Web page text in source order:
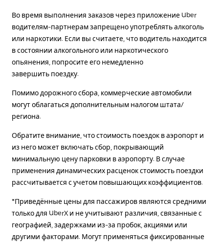
Во время выполнения заказов через приложение Uber
водителям-партнерам запрещено употреблять алкоголь
или наркотики. Если вы считаете, что водитель находится
в состоянии алкогольного или наркотического
опьянения, попросите его немедленно
завершить поездку.
Помимо дорожного сбора, коммерческие автомобили
могут облагаться дополнительным налогом штата/
региона.
Обратите внимание, что стоимость поездок в аэропорт и
из него может включать сбор, покрывающий
минимальную цену парковки в аэропорту. В случае
применения динамических расценок стоимость поездки
рассчитывается с учетом повышающих коэффициентов.
*Приведённые цены для пассажиров являются средними
только для UberX и не учитывают различия, связанные с
географией, задержками из-за пробок, акциями или
другими факторами. Могут применяться фиксированные